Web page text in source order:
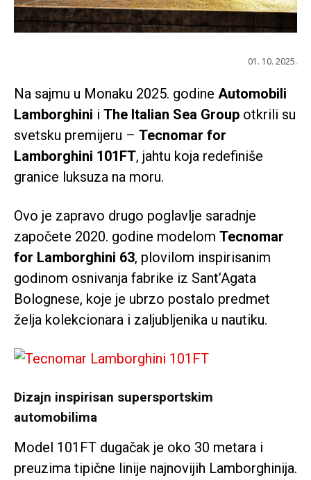
01. 10. 2025.
Na sajmu u Monaku 2025. godine Automobili
Lamborghini i The Italian Sea Group otkrili su
svetsku premijeru – Tecnomar for
Lamborghini 101FT, jahtu koja redefiniše
granice luksuza na moru.
Ovo je zapravo drugo poglavlje saradnje
započete 2020. godine modelom Tecnomar
for Lamborghini 63, plovilom inspirisanim
godinom osnivanja fabrike iz Sant’Agata
Bolognese, koje je ubrzo postalo predmet
želja kolekcionara i zaljubljenika u nautiku.
Dizajn inspirisan supersportskim
automobilima
Model 101FT dugačak je oko 30 metara i
preuzima tipične linije najnovijih Lamborghinija.